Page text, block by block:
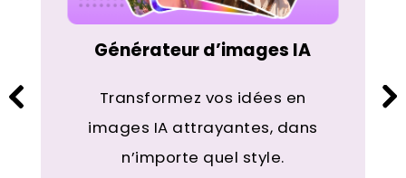
Générateur d’images IA
Transformez vos idées en
images IA attrayantes, dans
n’importe quel style.